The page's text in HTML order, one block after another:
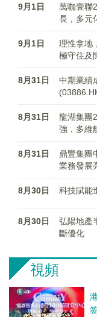
9月1日
萬咖壹聯
長，多元
9月1日
理性拿地
極守住及
8月31日
中期業績
8月31日
龍湖集團
強，多維
8月31日
鼎豐集團
業務發展
8月30日 科技賦能
8月30日
弘陽地產
斷優化
視頻